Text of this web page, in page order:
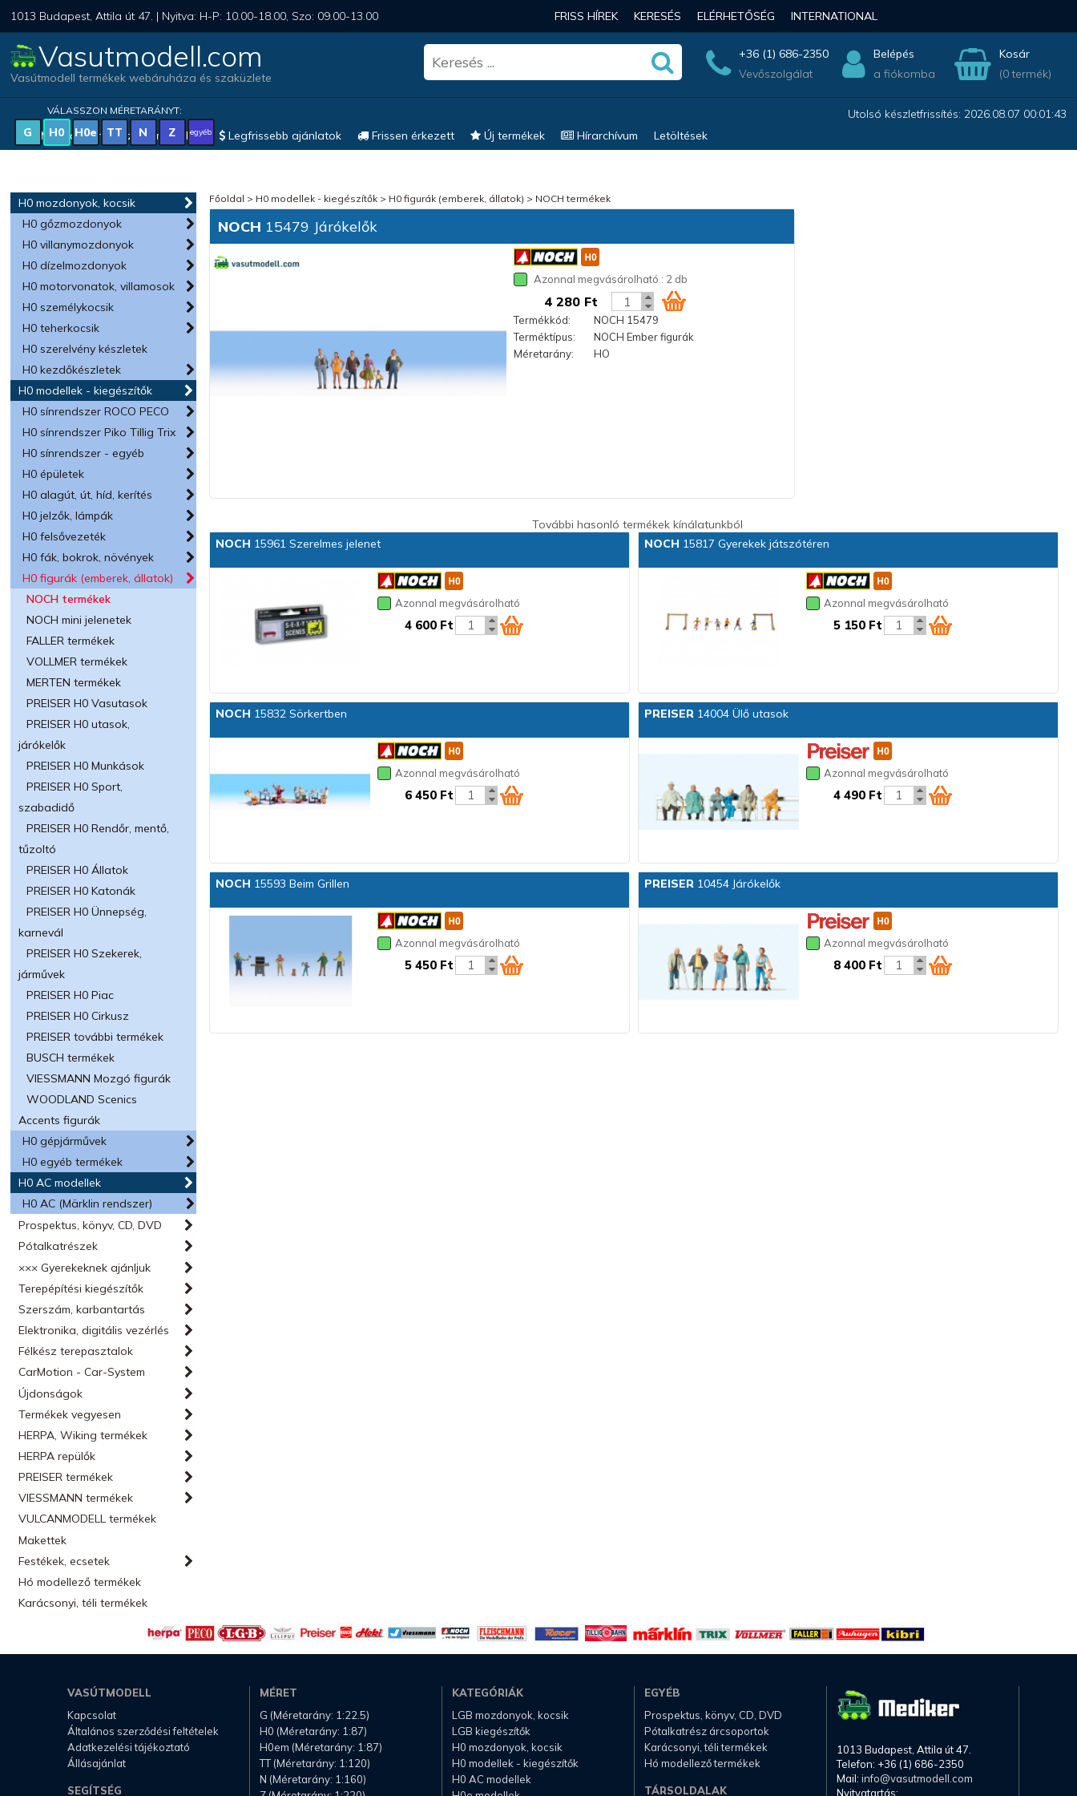
1013 Budapest, Attila út 47. | Nyitva: H-P: 10.00-18.00, Szo: 09.00-13.00 FRISS HÍREK KERESÉS ELÉRHETŐSÉG INTERNATIONAL
Vasutmodell.com
Vasútmodell termékek webáruháza és szaküzlete
+36 (1) 686-2350
Vevőszolgálat
Belépés
a fiókomba
Kosár
(0 termék)
VÁLASSZON MÉRETARÁNYT:
G H0 H0e TT N Z egyéb
Utolsó készletfrissítés: 2026.08.07 00:01:43
Magyar vonatkozású modellek
Legfrissebb ajánlatok Frissen érkezett Új termékek Hírarchívum Letöltések
H0 mozdonyok, kocsik
H0 gőzmozdonyok
H0 villanymozdonyok
H0 dízelmozdonyok
H0 motorvonatok, villamosok
H0 személykocsik
H0 teherkocsik
H0 szerelvény készletek
H0 kezdőkészletek
H0 modellek - kiegészítők
H0 sínrendszer ROCO PECO
H0 sínrendszer Piko Tillig Trix
H0 sínrendszer - egyéb
H0 épületek
H0 alagút, út, híd, kerítés
H0 jelzők, lámpák
H0 felsővezeték
H0 fák, bokrok, növények
H0 figurák (emberek, állatok)
NOCH termékek
NOCH mini jelenetek
FALLER termékek
VOLLMER termékek
MERTEN termékek
PREISER H0 Vasutasok
PREISER H0 utasok,
járókelők
PREISER H0 Munkások
PREISER H0 Sport,
szabadidő
PREISER H0 Rendőr, mentő,
tűzoltó
PREISER H0 Állatok
PREISER H0 Katonák
PREISER H0 Ünnepség,
karnevál
PREISER H0 Szekerek,
járművek
PREISER H0 Piac
PREISER H0 Cirkusz
PREISER további termékek
BUSCH termékek
VIESSMANN Mozgó figurák
WOODLAND Scenics
Accents figurák
H0 gépjárművek
H0 egyéb termékek
H0 AC modellek
H0 AC (Märklin rendszer)
Prospektus, könyv, CD, DVD
Pótalkatrészek
××× Gyerekeknek ajánljuk
Terepépítési kiegészítők
Szerszám, karbantartás
Elektronika, digitális vezérlés
Félkész terepasztalok
CarMotion - Car-System
Újdonságok
Termékek vegyesen
HERPA, Wiking termékek
HERPA repülők
PREISER termékek
VIESSMANN termékek
VULCANMODELL termékek
Makettek
Festékek, ecsetek
Hó modellező termékek
Karácsonyi, téli termékek
Főoldal > H0 modellek - kiegészítők > H0 figurák (emberek, állatok) > NOCH termékek
NOCH 15479 Járókelők
Azonnal megvásárolható : 2 db
4 280 Ft
Termékkód:
NOCH 15479
Terméktípus:
NOCH Ember figurák
Méretarány:
HO
További hasonló termékek kínálatunkból
NOCH 15961 Szerelmes jelenet
Azonnal megvásárolható
4 600 Ft
NOCH 15817 Gyerekek játszótéren
Azonnal megvásárolható
5 150 Ft
NOCH 15832 Sörkertben
Azonnal megvásárolható
6 450 Ft
PREISER 14004 Ülő utasok
Azonnal megvásárolható
4 490 Ft
NOCH 15593 Beim Grillen
Azonnal megvásárolható
5 450 Ft
PREISER 10454 Járókelők
Azonnal megvásárolható
8 400 Ft
VASÚTMODELL
Kapcsolat
Általános szerződési feltételek
Adatkezelési tájékoztató
Állásajánlat
SEGÍTSÉG
MÉRET
G (Méretarány: 1:22.5)
H0 (Méretarány: 1:87)
H0em (Méretarány: 1:87)
TT (Méretarány: 1:120)
N (Méretarány: 1:160)
KATEGÓRIÁK
LGB mozdonyok, kocsik
LGB kiegészítők
H0 mozdonyok, kocsik
H0 modellek - kiegészítők
H0 AC modellek
EGYÉB
Prospektus, könyv, CD, DVD
Pótalkatrész árcsoportok
Karácsonyi, téli termékek
Hó modellező termékek
TÁRSOLDALAK
1013 Budapest, Attila út 47.
Telefon: +36 (1) 686-2350
Mail: info@vasutmodell.com
Nyitvatartás: